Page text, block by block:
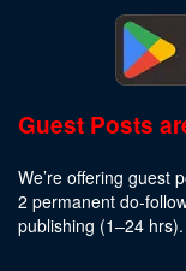
Guest Posts
We’re offering guest
2 permanent do-
publishing (1–24 hrs).